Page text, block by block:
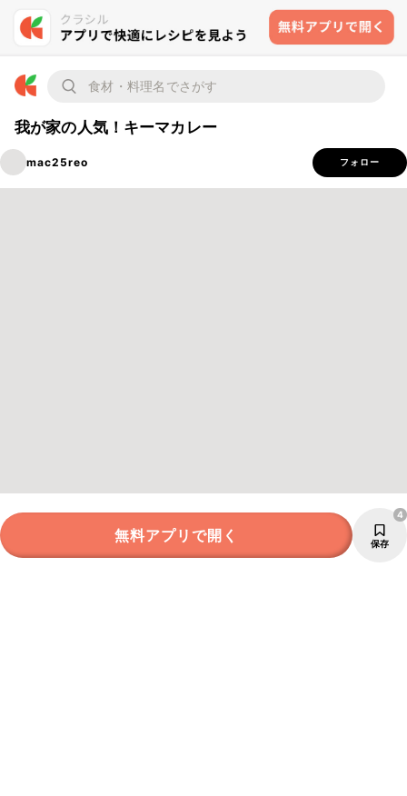
我が家の人気！キーマカレー
mac25reo フォロー
無料アプリで開く 保存
4